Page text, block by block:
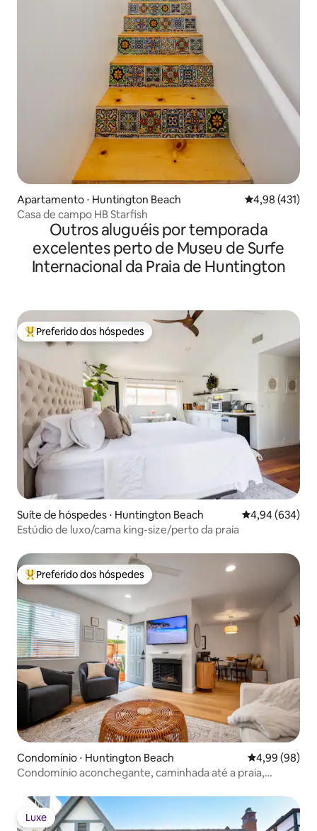
Apartamento ⋅ Huntington Beach 4,98 de uma
4,98 (431)
Casa de campo HB Starfish
Outros aluguéis por temporada
excelentes perto de Museu de Surfe
Internacional da Praia de Huntington
Entre os melhores preferidos dos hóspedes
Preferido dos hóspedes
Suíte de hóspedes ⋅ Huntington Beach 4,94 de uma
4,94 (634)
Estúdio de luxo/cama king-size/perto da praia
Entre os melhores preferidos dos hóspedes
Preferido dos hóspedes
Condomínio ⋅ Huntington Beach 4,99 de uma
4,99 (98)
Condomínio aconchegante, caminhada até a praia,
Luxe
Luxe